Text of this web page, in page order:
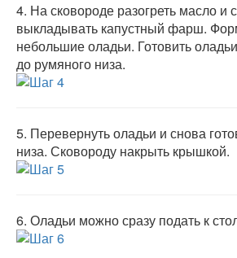
4. На сковороде разогреть масло и
выкладывать капустный фарш.
небольшие оладьи. Готовить
до румяного низа.
5. Перевернуть оладьи и снова
низа. Сковороду накрыть крышкой.
6. Оладьи можно сразу подать к